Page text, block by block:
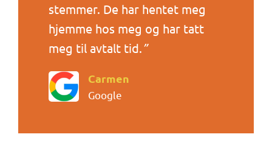
stemmer. De har hentet meg
hjemme hos meg og har tatt
meg til avtalt tid.”
Carmen
Google